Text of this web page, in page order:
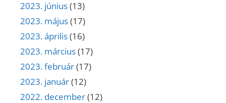
2023. június(13)
2023. május(17)
2023. április(16)
2023. március(17)
2023. február(17)
2023. január(12)
2022. december(12)